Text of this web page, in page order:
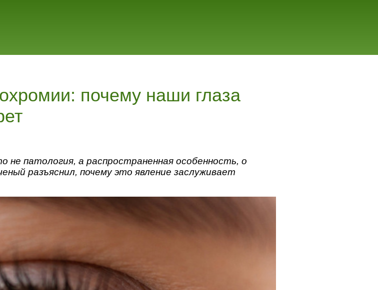
почему наши глаза
не патология, а распространенная особенность, о
разъяснил, почему это явление заслуживает